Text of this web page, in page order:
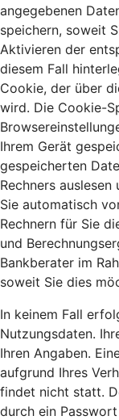
angegebenen
speichern, soweit
Aktivieren der
diesem Fall
Cookie, der über
wird. Die Cookie-
Ihrem Gerät
gespeicherten
Rechners
Sie automatisch
Rechnern für Sie
und
Bankberater im
soweit Sie dies
In keinem Fall
Nutzungsdaten.
Ihren Angaben.
aufgrund Ihres
findet nicht statt.
durch ein